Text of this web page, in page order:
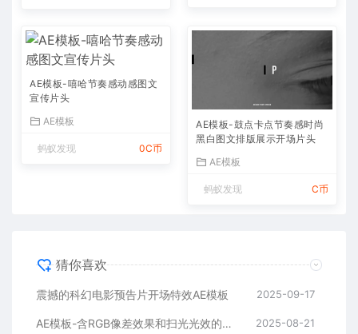
AE模板-嘻哈节奏感动感图文
宣传片头
AE模板
蚂蚁发现 0C币
AE模板-鼓点卡点节奏感时尚
黑白图文排版展示开场片头
AE模板
蚂蚁发现 C币
猜你喜欢
震撼的科幻电影预告片开场特效AE模板 2025-09-17
AE模板-含RGB像差效果和扫光光效的快速logo开场 2025-08-21